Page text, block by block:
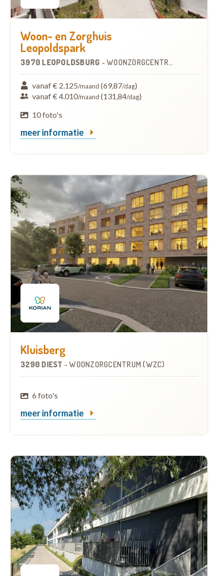
Woon- en Zorghuis
Leopoldspark
3970 LEOPOLDSBURG - WOONZORGCENTRUM (WZC)
vanaf € 2.125/maand (69,87/dag)
vanaf € 4.010/maand (131,84/dag)
10 foto's
meer informatie
Kluisberg
3290 DIEST -WOONZORGCENTRUM (WZC)
6 foto's
meer informatie